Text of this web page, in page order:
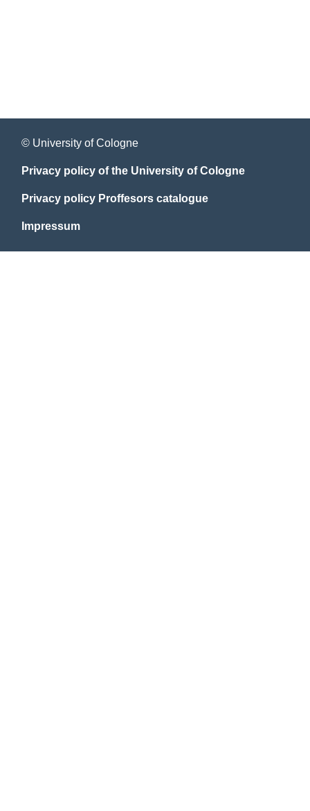
© University of Cologne
Privacy policy of the University of Cologne
Privacy policy Proffesors catalogue
Impressum